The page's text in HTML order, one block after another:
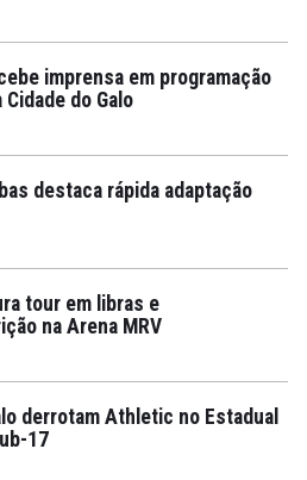
imprensa em programação
do Galo
destaca rápida adaptação
tour em libras e
na Arena MRV
derrotam Athletic no Estadual
17